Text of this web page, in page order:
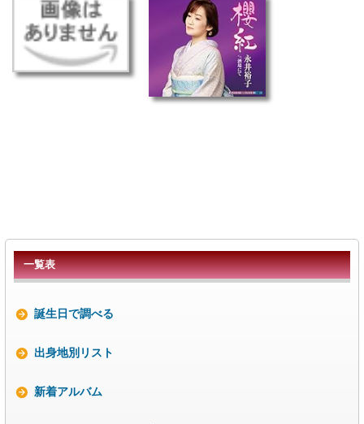
一覧表
誕生日で調べる
出身地別リスト
新着アルバム